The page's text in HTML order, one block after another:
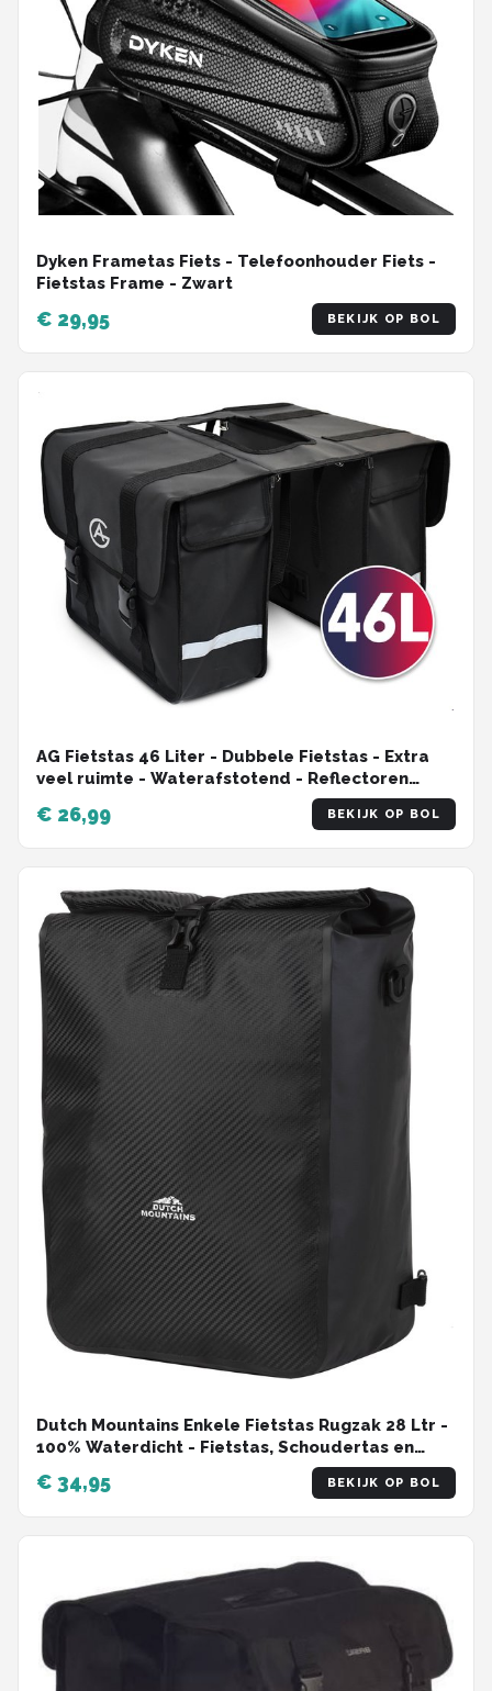
Dyken Frametas Fiets - Telefoonhouder Fiets -
Fietstas Frame - Zwart
€ 29,95 BEKIJK OP BOL
AG Fietstas 46 Liter - Dubbele Fietstas - Extra
veel ruimte - Waterafstotend - Reflectoren
fietstassen - electrische fietsen - Zwart - dubbel
€ 26,99 BEKIJK OP BOL
Dutch Mountains Enkele Fietstas Rugzak 28 Ltr -
100% Waterdicht - Fietstas, Schoudertas en
€ 34,95 BEKIJK OP BOL